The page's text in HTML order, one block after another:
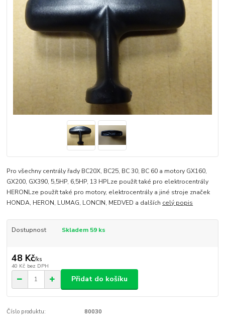
Pro všechny centrály řady BC20X, BC25, BC 30, BC 60 a motory GX160,
GX200, GX390, 5,5HP, 6,5HP, 13 HPLze použít také pro elektrocentrály
HERONLze použít také pro motory, elektrocentrály a jiné stroje značek
HONDA, HERON, LUMAG, LONCIN, MEDVED a dalších celý popis
Dostupnost Skladem 59 ks
48 Kč/ks
40 Kč bez DPH
Přidat do košíku
Číslo produktu: 80030